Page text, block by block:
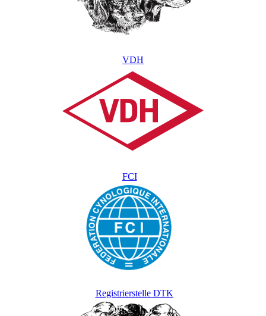
VDH
FCI
Registrierstelle DTK